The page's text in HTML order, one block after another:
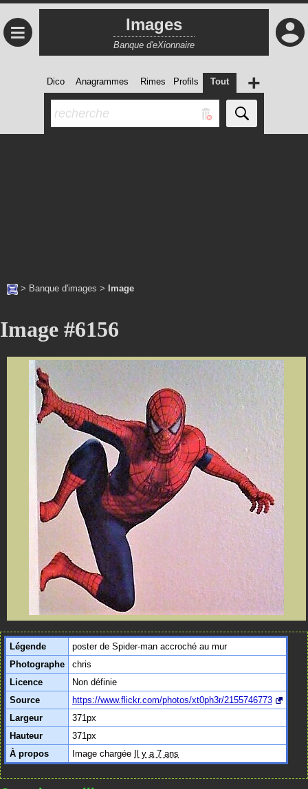
≡ Images
Banque d'eXionnaire
Dico Anagrammes Rimes Profils Tout +
> Banque d'images > Image
Image #6156
Légende
poster de Spider-man accroché au mur
Photographe
chris
Licence
Non définie
Source
https://www.flickr.com/photos/xt0ph3r/2155746773
Largeur
371px
Hauteur
371px
À propos
Image chargée Il y a 7 ans